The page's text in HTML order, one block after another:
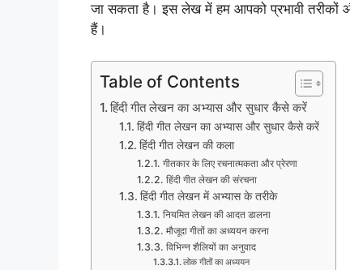
जा सकता है। इस लेख में हम आपको प्रभावी तरीकों
हैं।
Table of Contents
हिंदी गीत लेखन का अभ्यास और सुधार कैसे करें
हिंदी गीत लेखन का अभ्यास और सुधार कैसे करें
हिंदी गीत लेखन की कला
गीतकार के लिए रचनात्मकता और प्रेरणा
हिंदी गीत लेखन की संरचना
हिंदी गीत लेखन में अभ्यास के तरीके
नियमित लेखन की आदत डालना
मौजूदा गीतों का अध्ययन करना
विभिन्न शैलियों का अनुवाद
लोक गीतों का अध्ययन